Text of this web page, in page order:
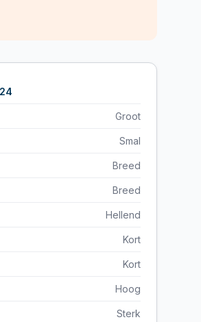
Groot
Smal
Breed
Breed
Hellend
Kort
Kort
Hoog
Sterk